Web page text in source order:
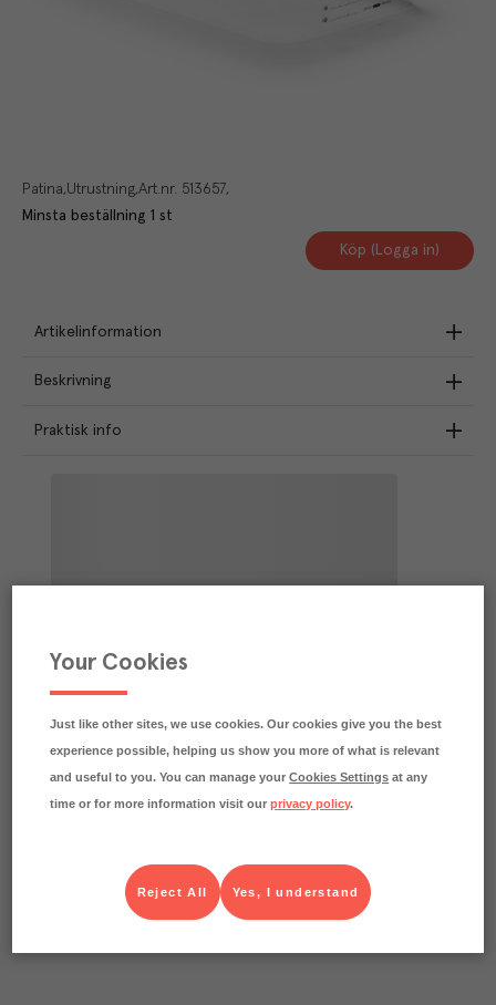
Patina Utrustning Art.nr. 513657
Minsta beställning 1 st
Köp (Logga in)
Artikelinformation
Beskrivning
Praktisk info
Your Cookies
Just like other sites, we use cookies. Our cookies give you the best
experience possible, helping us show you more of what is relevant
and useful to you. You can manage yourCookies Settings at any
time or for more information visit ourprivacy policy.
Yes, I understand
Reject All